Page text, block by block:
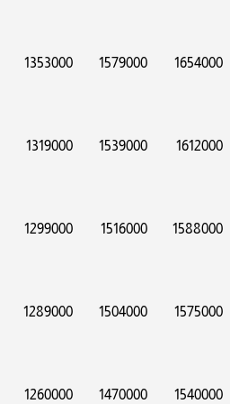
1654000
1579000
1353000
1612000
1539000
1319000
1588000
1516000
1299000
1575000
1504000
1289000
1540000
1470000
1260000